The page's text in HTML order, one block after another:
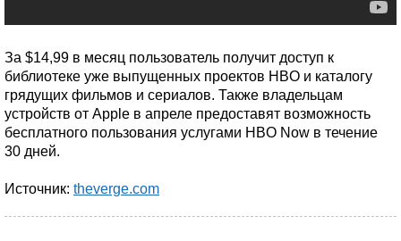
За $14,99 в месяц пользователь получит доступ к
библиотеке уже выпущенных проектов HBO и каталогу
грядущих фильмов и сериалов. Также владельцам
устройств от Apple в апреле предоставят возможность
бесплатного пользования услугами HBO Now в течение
30 дней.
Источник: theverge.com